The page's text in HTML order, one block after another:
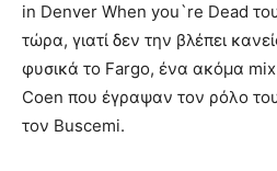
in Denver When you`re Dead
τώρα, γιατί δεν την βλέπει
φυσικά το Fargo, ένα ακόμα
Coen που έγραψαν τον ρόλο
τον Buscemi.